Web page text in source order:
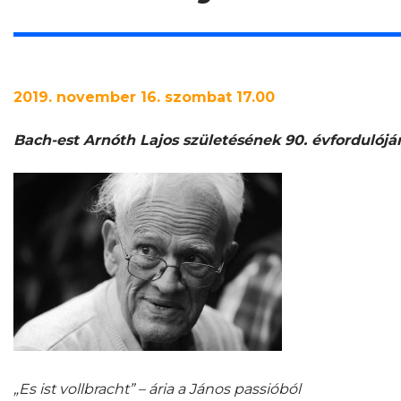
2019. november 16. szombat 17.00
Bach-est Arnóth Lajos születésének 90.
„Es ist vollbracht” – ária a János passióból